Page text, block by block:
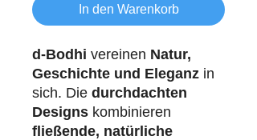
In den Warenkorb
d-Bodhi vereinen Natur,
Geschichte und Eleganz in
sich. Die durchdachten
Designs kombinieren
fließende, natürliche